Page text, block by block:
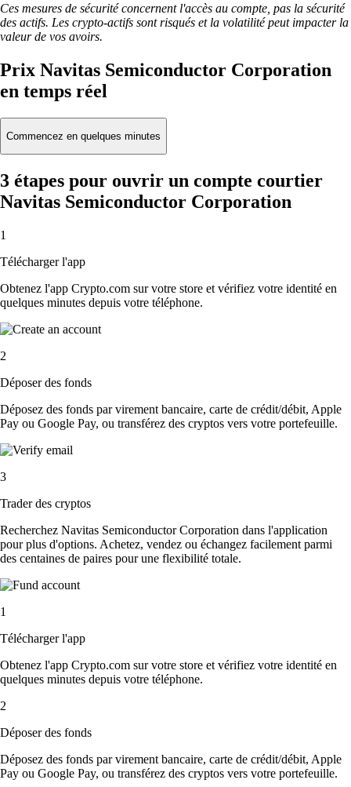
Ces mesures de sécurité concernent l'accès au compte, pas la sécurité
des actifs. Les crypto-actifs sont risqués et la volatilité peut impacter la
valeur de vos avoirs.
Prix Navitas Semiconductor Corporation
en temps réel
Commencez en quelques minutes
3 étapes pour ouvrir un compte courtier
Navitas Semiconductor Corporation
1
Télécharger l'app
Obtenez l'app Crypto.com sur votre store et vérifiez votre identité en
quelques minutes depuis votre téléphone.
2
Déposer des fonds
Déposez des fonds par virement bancaire, carte de crédit/débit, Apple
Pay ou Google Pay, ou transférez des cryptos vers votre portefeuille.
3
Trader des cryptos
Recherchez Navitas Semiconductor Corporation dans l'application
pour plus d'options. Achetez, vendez ou échangez facilement parmi
des centaines de paires pour une flexibilité totale.
1
Télécharger l'app
Obtenez l'app Crypto.com sur votre store et vérifiez votre identité en
quelques minutes depuis votre téléphone.
2
Déposer des fonds
Déposez des fonds par virement bancaire, carte de crédit/débit, Apple
Pay ou Google Pay, ou transférez des cryptos vers votre portefeuille.